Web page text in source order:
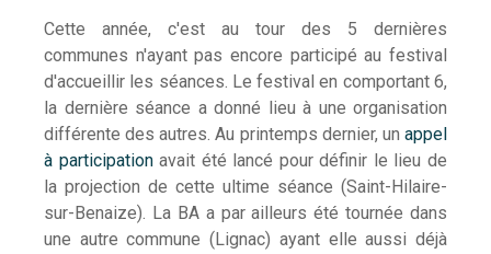
Cette année, c'est au tour des 5 dernières
communes n'ayant pas encore participé au festival
d'accueillir les séances. Le festival en comportant 6,
la dernière séance a donné lieu à une organisation
différente des autres. Au printemps dernier, un appel
à participationavait été lancé pour définir le lieu de
la projection de cette ultime séance (Saint-Hilaire-
sur-Benaize). La BA a par ailleurs été tournée dans
une autre commune (Lignac) ayant elle aussi déjà